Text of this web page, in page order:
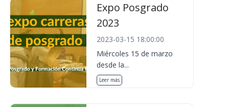
Expo Posgrado
2023
2023-03-15 18:00:00
Miércoles 15 de marzo
desde la...
Leer más